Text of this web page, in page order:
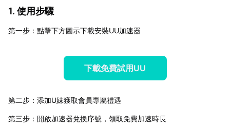
1. 使用步驟
第一步：點擊下方圖示下載安裝UU加速器
下載免費試用UU
第二步：添加U妹獲取會員專屬禮遇
第三步：開啟加速器兌換序號，領取免費加速時長